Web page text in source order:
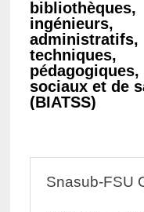
bibliothèques,
ingénieurs,
administratifs,
techniques,
pédagogiques,
sociaux et de
(BIATSS)
Snasub-FSU